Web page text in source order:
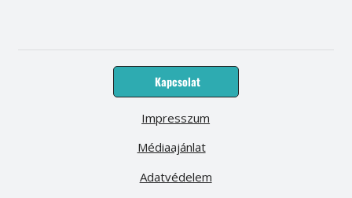
Kapcsolat
Médiaajánlat
Impresszum
Adatvédelem